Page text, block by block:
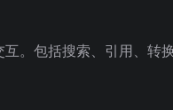
。包括搜索、引用、转